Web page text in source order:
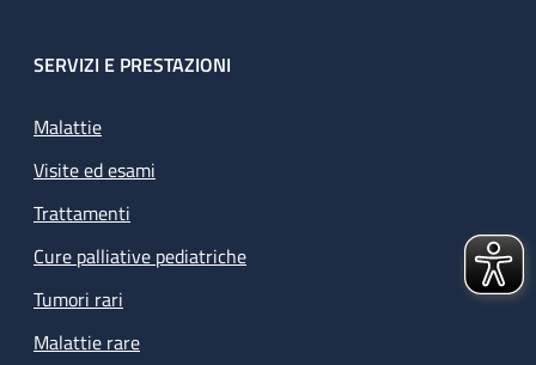
SERVIZI E PRESTAZIONI
Malattie
Visite ed esami
Trattamenti
Cure palliative pediatriche
Tumori rari
Malattie rare